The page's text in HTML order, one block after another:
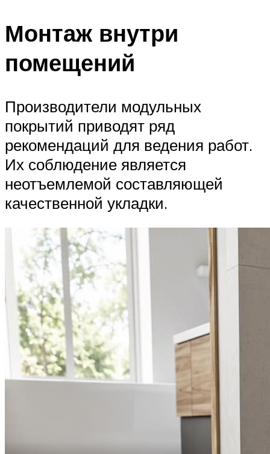
Монтаж внутри
помещений
Производители модульных
покрытий приводят ряд
рекомендаций для ведения работ.
Их соблюдение является
неотъемлемой составляющей
качественной укладки.